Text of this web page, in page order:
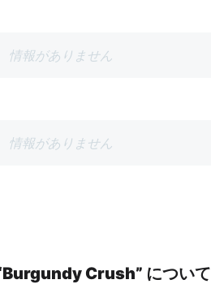
情報がありません
情報がありません
Crush” について